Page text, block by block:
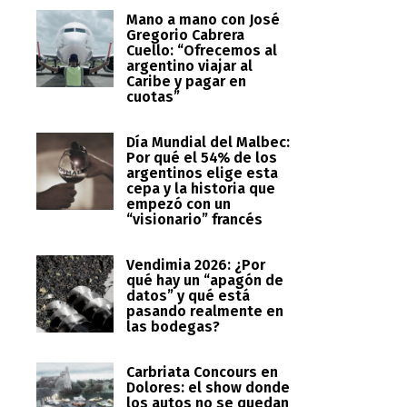
Mano a mano con José
Gregorio Cabrera
Cuello: “Ofrecemos al
argentino viajar al
Caribe y pagar en
cuotas”
Día Mundial del Malbec:
Por qué el 54% de los
argentinos elige esta
cepa y la historia que
empezó con un
“visionario” francés
Vendimia 2026: ¿Por
qué hay un “apagón de
datos” y qué está
pasando realmente en
las bodegas?
Carbriata Concours en
Dolores: el show donde
los autos no se quedan